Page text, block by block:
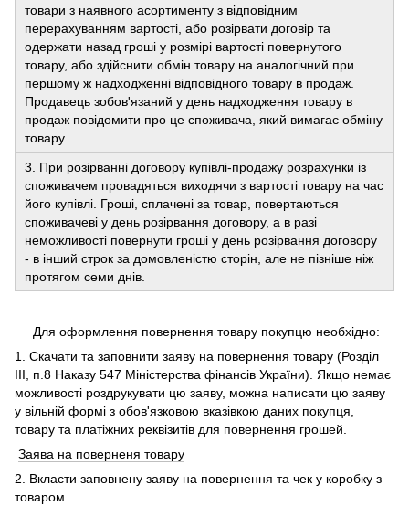
товари з наявного асортименту з відповідним
перерахуванням вартості, або розірвати договір та
одержати назад гроші у розмірі вартості повернутого
товару, або здійснити обмін товару на аналогічний при
першому ж надходженні відповідного товару в продаж.
Продавець зобов'язаний у день надходження товару в
продаж повідомити про це споживача, який вимагає обміну
товару.
3. При розірванні договору купівлі-продажу розрахунки із
споживачем провадяться виходячи з вартості товару на час
його купівлі. Гроші, сплачені за товар, повертаються
споживачеві у день розірвання договору, а в разі
неможливості повернути гроші у день розірвання договору
- в інший строк за домовленістю сторін, але не пізніше ніж
протягом семи днів.
Для оформлення повернення товару покупцю необхідно:
1. Скачати та заповнити заяву на повернення товару (Розділ
ІІІ, п.8 Наказу 547 Міністерства фінансів України). Якщо немає
можливості роздрукувати цю заяву, можна написати цю заяву
у вільній формі з обов'язковою вказівкою даних покупця,
товару та платіжних реквізитів для повернення грошей.
Заява на поверненя товару
2. Вкласти заповнену заяву на повернення та чек у коробку з
товаром.